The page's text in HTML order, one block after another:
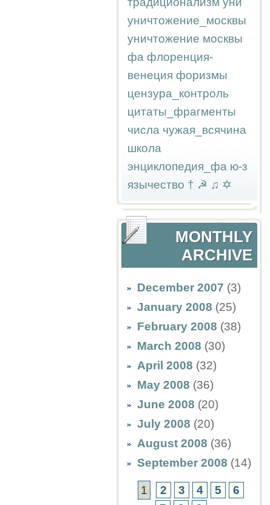
уничтожение_москвы
уничтожение москвы
фа флоренция-
венеция форизмы
цензура_контроль
цитаты_фрагменты
числа чужая_всячина
школа
энциклопедия_фа ю-з
язычество † ☭ ♫ ✡
MONTHLY
ARCHIVE
December 2007 (3)
January 2008 (25)
February 2008 (38)
March 2008 (30)
April 2008 (32)
May 2008 (36)
June 2008 (20)
July 2008 (20)
August 2008 (36)
September 2008 (14)
1 2 3 4 5
6